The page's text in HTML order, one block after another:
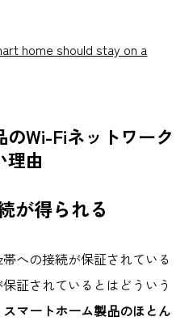
home should stay on a
Wi-Fiネットワーク
理由
が得られる
への接続が保証されている
証されているとはどういう
スマートホーム製品のほとん